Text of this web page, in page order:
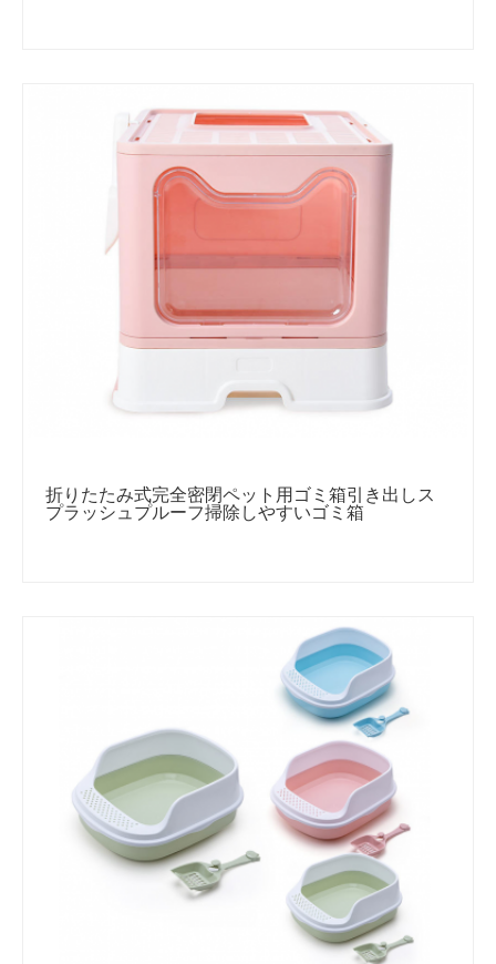
折りたたみ式完全密閉ペット用ゴミ箱引き出しス
プラッシュプルーフ掃除しやすいゴミ箱